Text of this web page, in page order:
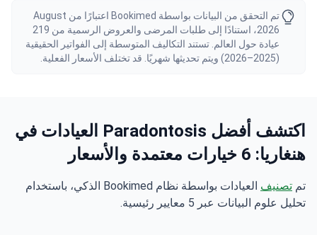
تم التحقق من البيانات بواسطة Bookimed اعتبارًا من August
2026، استنادًا إلى طلبات المرضى والعروض الرسمية من 219
عيادة حول العالم. تستند التكاليف المتوسطة إلى الفواتير الحقيقية
(2025–2026) ويتم تحديثها شهريًا. قد تختلف الأسعار الفعلية.
اكتشف أفضل Paradontosis العيادات في
هنغاريا: 6 خيارات معتمدة والأسعار
تم تصنيف
العيادات بواسطة نظام Bookimed الذكي، باستخدام
تحليل علوم البيانات عبر 5 معايير رئيسية.